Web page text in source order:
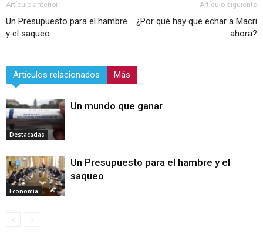
Artículo anterior
Un Presupuesto para el hambre
y el saqueo
Artículo siguiente
¿Por qué hay que echar a Macri
ahora?
Artículos relacionados Más
Destacadas
Un mundo que ganar
Economía
Un Presupuesto para el hambre y el
saqueo